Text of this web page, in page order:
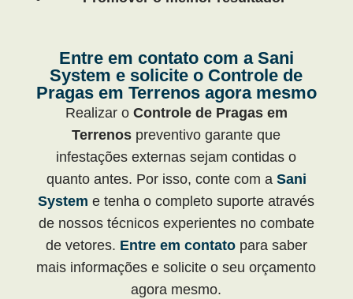
Entre em contato com a Sani
System e solicite o Controle de
Pragas em Terrenos agora mesmo
Realizar o Controle de Pragas em
Terrenos preventivo garante que
infestações externas sejam contidas o
quanto antes. Por isso, conte com a Sani
System e tenha o completo suporte através
de nossos técnicos experientes no combate
de vetores. Entre em contatopara saber
mais informações e solicite o seu orçamento
agora mesmo.